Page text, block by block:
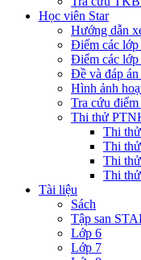
Học viên Star
Hướng dẫn
Điểm các
Điểm các
Đề và đáp
Hình ảnh
Tra cứu
Thi thử
Thi
Thi
Thi
Thi
Tài liệu
Sách
Tập san
Lớp 6
Lớp 7